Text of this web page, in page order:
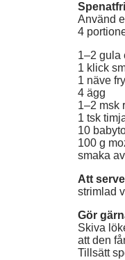
Använd
4
1–2 gula
1 klick
1 näve
4 ägg
1–2 msk
1 tsk
10
100 g
smaka
Att
strimlad
Gör
Skiva
att den
Tillsätt